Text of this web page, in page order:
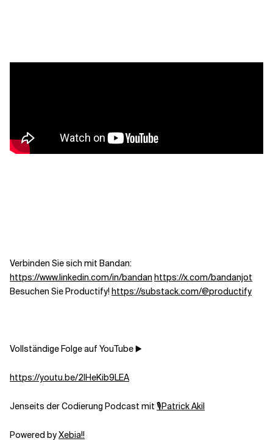
Verbinden Sie sich mit Bandan:
https://www.linkedin.com/in/bandan https://x.com/bandanjot
Besuchen Sie Productify!https://substack.com/@productify
Vollständige Folge auf YouTube ▶️
https://youtu.be/2IHeKib9LEA
Jenseits der Codierung Podcast mit 🎙Patrick Akil
Powered byXebia!!